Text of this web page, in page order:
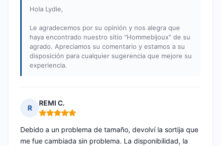
Hola Lydie,
Le agradecemos por su opinión y nos alegra que
haya encontrado nuestro sitio "Hommebijoux" de su
agrado. Apreciamos su comentario y estamos a su
disposición para cualquier sugerencia que mejore su
experiencia.
R
REMI C.
Nota: 5 de 5
Debido a un problema de tamaño, devolví la sortija que
me fue cambiada sin problema. La disponibilidad, la